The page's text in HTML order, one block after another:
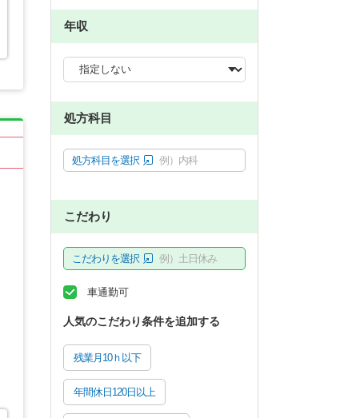
年収
処方科目
処方科目を選択 例）内科
こだわり
こだわりを選択 例）土日休み
車通勤可
人気のこだわり条件を追加する
残業月10ｈ以下
年間休日120日以上